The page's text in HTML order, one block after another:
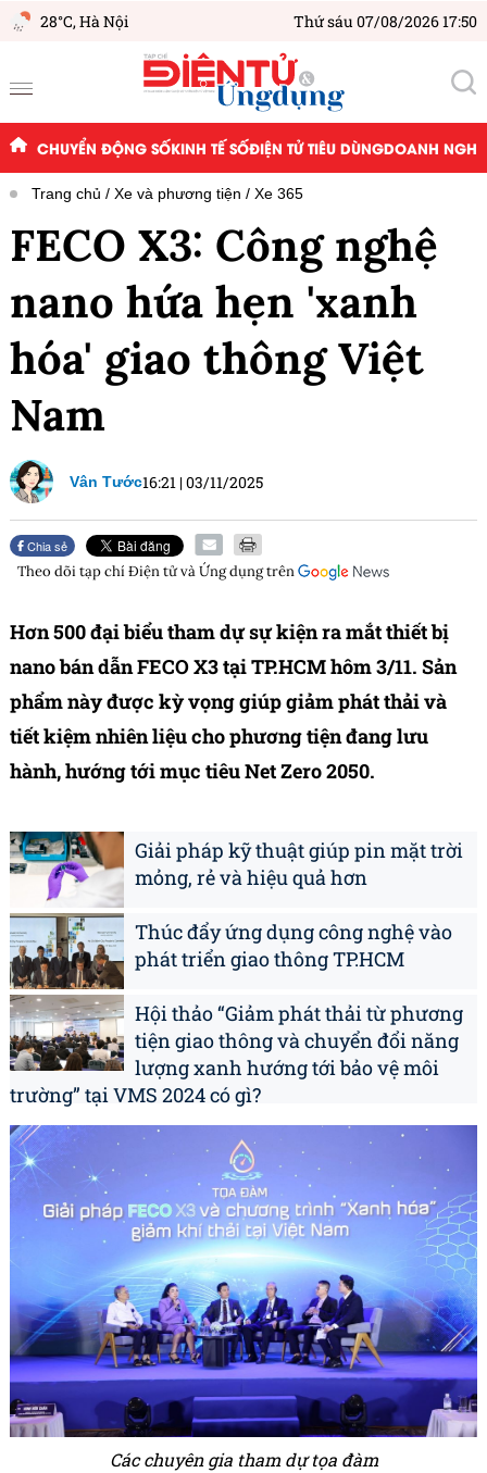
28°C,Hà Nội Thứ sáu 07/08/2026 17:50
CHUYỂN ĐỘNG SỐKINH TẾ SỐĐIỆN TỬ TIÊU DÙNGDOANH
Trang chủ Xe và phương tiện Xe 365
FECO X3: Công nghệ
nano hứa hẹn 'xanh
hóa' giao thông Việt
Nam
Vân Tước16:21 |03/11/2025
Chia sẻ
Theo dõi tạp chíĐiện tử và Ứng dụngtrên
Hơn 500 đại biểu tham dự sự kiện ra mắt thiết bị
nano bán dẫn FECO X3 tại TP.HCM hôm 3/11. Sản
phẩm này được kỳ vọng giúp giảm phát thải và
tiết kiệm nhiên liệu cho phương tiện đang lưu
hành, hướng tới mục tiêu Net Zero 2050.
Giải pháp kỹ thuật giúp pin mặt trời
mỏng, rẻ và hiệu quả hơn
Thúc đẩy ứng dụng công nghệ vào
phát triển giao thông TP.HCM
Hội thảo “Giảm phát thải từ phương
tiện giao thông và chuyển đổi năng
lượng xanh hướng tới bảo vệ môi
trường” tại VMS 2024 có gì?
Các chuyên gia tham dự tọa đàm